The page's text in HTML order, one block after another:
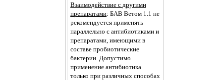
Взаимодействие с другими
препаратами: БАВ Ветом 1.1 не
рекомендуется применять
параллельно с антибиотиками и
препаратами, имеющими в
составе пробиотические
бактерии. Допустимо
применение антибиотика
только при различных способах